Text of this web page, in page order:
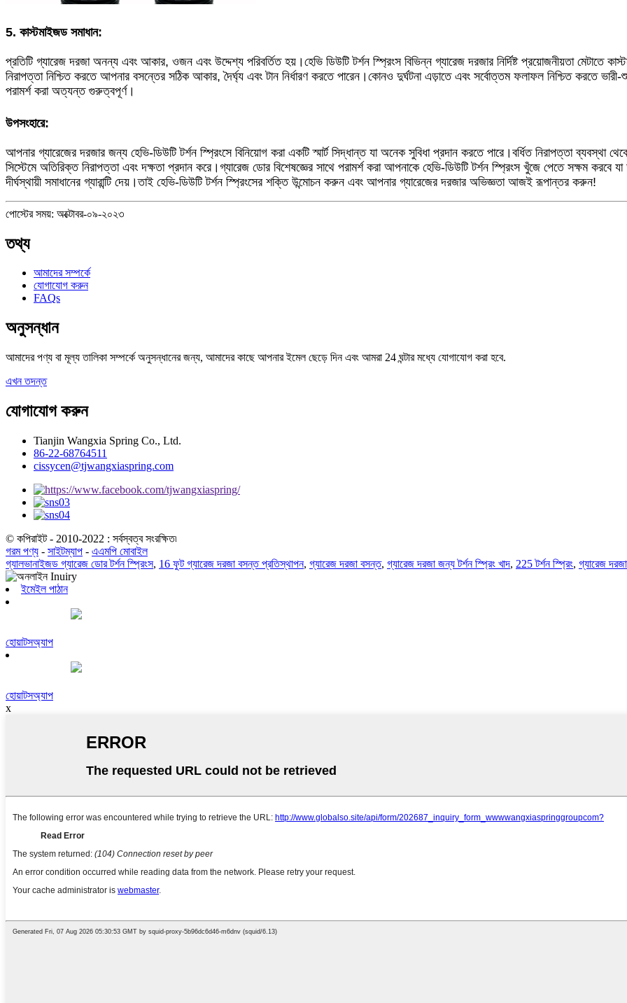
5. কাস্টমাইজড সমাধান:
প্রতিটি গ্যারেজ দরজা অনন্য এবং আকার, ওজন এবং উদ্দেশ্য পরিবর্তিত হয়।হেভি ডিউটি ​​টর্শন স্প্রিংস বিভিন্ন গ্যারেজ দরজার নির্দিষ্ট প্রয়োজনীয়তা মেটাতে
নিরাপত্তা নিশ্চিত করতে আপনার বসন্তের সঠিক আকার, দৈর্ঘ্য এবং টান নির্ধারণ করতে পারেন।কোনও দুর্ঘটনা এড়াতে এবং সর্বোত্তম ফলাফল নিশ্চিত করতে
পরামর্শ করা অত্যন্ত গুরুত্বপূর্ণ।
উপসংহারে:
আপনার গ্যারেজের দরজার জন্য হেভি-ডিউটি ​​টর্শন স্প্রিংসে বিনিয়োগ করা একটি স্মার্ট সিদ্ধান্ত যা অনেক সুবিধা প্রদান করতে পারে।বর্ধিত নিরাপত্তা
সিস্টেমে অতিরিক্ত নিরাপত্তা এবং দক্ষতা প্রদান করে।গ্যারেজ ডোর বিশেষজ্ঞের সাথে পরামর্শ করা আপনাকে হেভি-ডিউটি ​​টর্শন স্প্রিংস খুঁজে পেতে সক্ষম করবে
দীর্ঘস্থায়ী সমাধানের গ্যারান্টি দেয়।তাই হেভি-ডিউটি ​​টর্শন স্প্রিংসের শক্তি উন্মোচন করুন এবং আপনার গ্যারেজের দরজার অভিজ্ঞতা আজই রূপান্তর করুন!
পোস্টের সময়: অক্টোবর-০৯-২০২৩
তথ্য
আমাদের সম্পর্কে
যোগাযোগ করুন
FAQs
অনুসন্ধান
আমাদের পণ্য বা মূল্য তালিকা সম্পর্কে অনুসন্ধানের জন্য, আমাদের কাছে আপনার ইমেল ছেড়ে দিন এবং আমরা 24 ঘন্টার মধ্যে যোগাযোগ করা হবে.
এখন তদন্ত
যোগাযোগ করুন
Tianjin Wangxia Spring Co., Ltd.
86-22-68764511
cissycen@tjwangxiaspring.com
© কপিরাইট - 2010-2022 : সর্বস্বত্ব সংরক্ষিত৷
গরম পণ্য - সাইটম্যাপ - এএমপি মোবাইল
গ্যালভানাইজড গ্যারেজ ডোর টর্শন স্প্রিংস, 16 ফুট গ্যারেজ দরজা বসন্ত প্রতিস্থাপন, গ্যারেজ দরজা বসন্ত, গ্যারেজ দরজা জন্য টর্শন স্প্রিং খাদ, 225 টর্শন স্প্রিং, গ্যারেজ
ইমেইল পাঠান
হোয়াটসঅ্যাপ
হোয়াটসঅ্যাপ
x